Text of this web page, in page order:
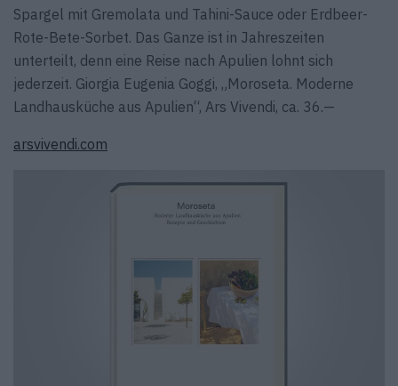
Spargel mit Gremolata und Tahini-Sauce oder Erdbeer-
Rote-Bete-Sorbet. Das Ganze ist in Jahreszeiten
unterteilt, denn eine Reise nach Apulien lohnt sich
jederzeit. Giorgia Eugenia Goggi, „Moroseta. Moderne
Landhausküche aus Apulien“, Ars Vivendi, ca. 36.—
arsvivendi.com